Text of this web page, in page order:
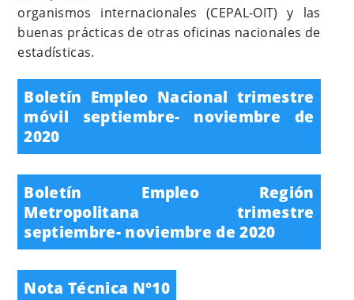
organismos internacionales (CEPAL-OIT) y las
buenas prácticas de otras oficinas nacionales de
estadísticas.
Boletín Empleo Nacional trimestre
móvil septiembre- noviembre de
2020
Boletín Empleo Región
Metropolitana trimestre
septiembre- noviembre de 2020
Nota Técnica N°10